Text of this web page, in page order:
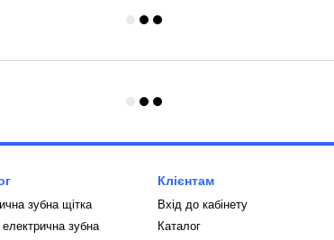
зубна щітка
зубна
Клієнтам
Вхід до кабінету
Каталог